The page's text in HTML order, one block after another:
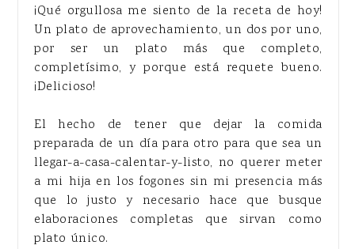
¡Qué orgullosa me siento de la receta de hoy!
Un plato de aprovechamiento, un dos por uno,
por ser un plato más que completo,
completísimo, y porque está requete bueno.
¡Delicioso!
El hecho de tener que dejar la comida
preparada de un día para otro para que sea un
llegar-a-casa-calentar-y-listo, no querer meter
a mi hija en los fogones sin mi presencia más
que lo justo y necesario hace que busque
elaboraciones completas que sirvan como
plato único.